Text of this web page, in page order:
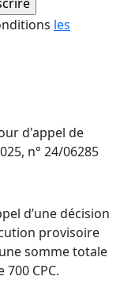
d'appel de
n° 24/06285
d’une décision
provisoire
somme totale
CPC.
les